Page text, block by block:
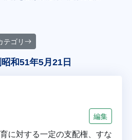
テゴリ
和51年5月21日
編集
に対する一定の支配権、すな